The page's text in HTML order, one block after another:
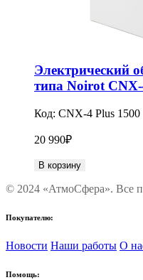
Электрический
типа Noirot
Код: CNX-4 Plus 1500
20 990₽
В корзину
© 2024 «АтмоСфера». Все
Покупателю:
Новости Наши работы О
Помощь: